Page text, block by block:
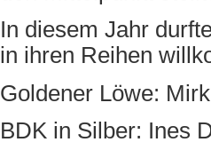
In diesem Jahr
in ihren Reihen
Goldener Löwe:
BDK in Silber: Ines